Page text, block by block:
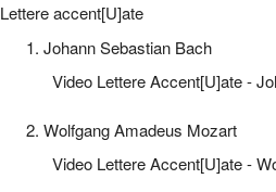
Lettere accent[U]ate
1. Johann Sebastian Bach
Video Lettere Accent[U]ate -
2. Wolfgang Amadeus Mozart
Video Lettere Accent[U]ate -